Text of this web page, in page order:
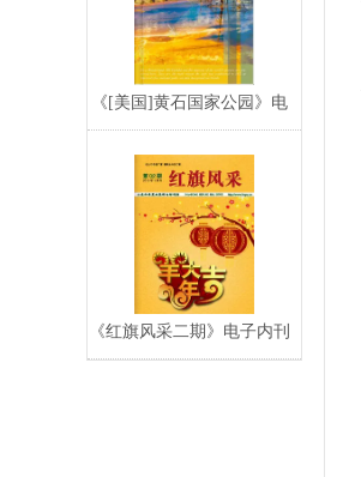
《[美国]黄石国家公园》电
《红旗风采二期》电子内刊